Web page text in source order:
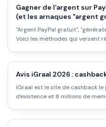
Gagner de l'argent sur
(et les arnaques "argent
"Argent PayPal gratuit",
Voici les méthodes qui versent
Avis iGraal 2026 :
iGraal est le site de cashback le
d'existence et 8 millions de